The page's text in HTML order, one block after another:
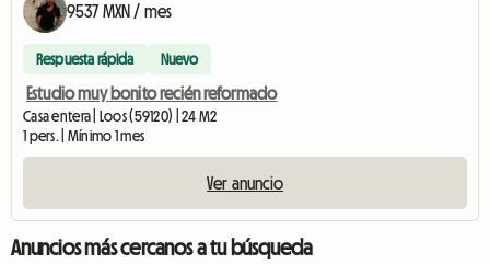
9537 MXN / mes
Respuesta rápida Nuevo
Estudio muy bonito recién reformado
Casa entera | Loos (59120) | 24 M2
1 pers. | Mínimo 1 mes
Ver anuncio
Anuncios más cercanos a tu búsqueda